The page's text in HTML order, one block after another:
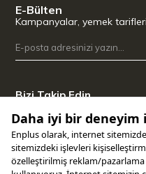
E-Bülten
Kampanyalar, yemek
Bizi Takip Edin